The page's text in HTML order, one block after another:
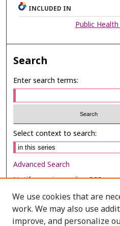
INCLUDED IN
Public
Search
Enter search terms:
Select context to search:
Advanced Search
Notify me via email orRSS
Browse
Collections
We use cookies that are
work. We may also use
improve, and personalize